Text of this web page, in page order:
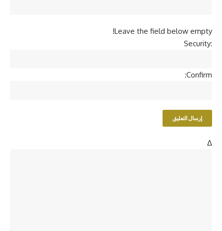
Leave the field below empty!
Security:
Confirm:
Δ